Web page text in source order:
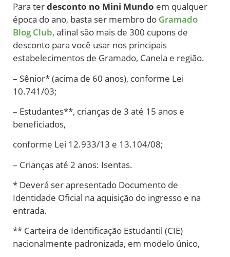
Para terdesconto no Mini Mundo em qualquer
época do ano, basta ser membro do Gramado
Blog Club, afinal são mais de 300 cupons de
desconto para você usar nos principais
estabelecimentos de Gramado, Canela e região.
– Sênior* (acima de 60 anos), conforme Lei
10.741/03;
– Estudantes**, crianças de 3 até 15 anos e
beneficiados,
conforme Lei 12.933/13 e 13.104/08;
– Crianças até 2 anos: Isentas.
* Deverá ser apresentado Documento de
Identidade Oficial na aquisição do ingresso e na
entrada.
** Carteira de Identificação Estudantil (CIE)
nacionalmente padronizada, em modelo único,